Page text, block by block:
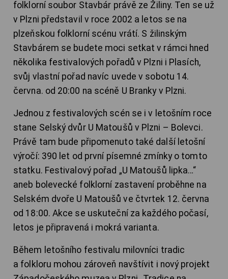
folklorní soubor Stavbár právě ze Žiliny. Ten se už
v Plzni představil v roce 2002 a letos se na
plzeňskou folklorní scénu vrátí. S žilinským
Stavbárem se budete moci setkat v rámci hned
několika festivalových pořadů v Plzni i Plasích,
svůj vlastní pořad navíc uvede v sobotu 14.
června. od 20:00 na scéně U Branky v Plzni.
Jednou z festivalových scén se i v letošním roce
stane Selský dvůr U Matoušů v Plzni – Bolevci.
Právě tam bude připomenuto také další letošní
výročí: 390 let od první písemné zmínky o tomto
statku. Festivalový pořad „U Matoušů lipka…“
aneb bolevecké folklorní zastavení proběhne na
Selském dvoře U Matoušů ve čtvrtek 12. června
od 18:00. Akce se uskuteční za každého počasí,
letos je připravená i mokrá varianta.
Během letošního festivalu milovníci tradic
a folkloru mohou zároveň navštívit i nový projekt